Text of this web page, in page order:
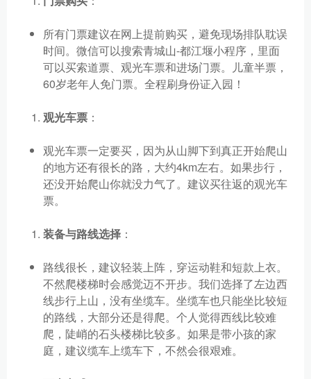
所有门票建议在网上提前购买，避免现场排队耽误
时间。微信可以搜索青城山-都江堰小程序，里面
可以买索道票、观光车票和进场门票。儿童半票，
60岁老年人免门票。全程刷身份证入园！
观光车票 ：
观光车票一定要买，因为从山脚下到真正开始爬山
的地方还有很长的路，大约4km左右。如果步行，
还没开始爬山你就没力气了。建议买往返的观光车
票。
装备与路线选择 ：
路线很长，建议轻装上阵，穿运动鞋和短款上衣。
不然爬楼梯时会感觉迈不开步。我们选择了左边西
线步行上山，没有坐缆车。坐缆车也只能坐比较短
的路线，大部分还是得爬。个人觉得西线比较难
爬，陡峭的石头楼梯比较多。如果是带小孩的家
庭，建议缆车上缆车下，不然会很艰难。